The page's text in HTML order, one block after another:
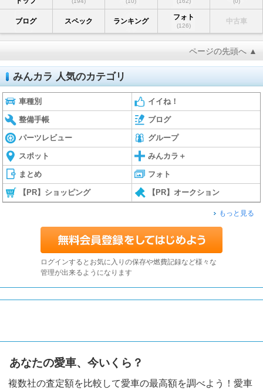
ブログ スペック ランキング フォト
(126)
中古車
ページの先頭へ ▲
みんカラ 人気のカテゴリ
車種別 イイね！
整備手帳 ブログ
パーツレビュー グループ
スポット みんカラ＋
まとめ フォト
【PR】ショッピング 【PR】オークション
もっと見る
ログインするとお気に入りの保存や燃費記録など様々な
管理が出来るようになります
あなたの愛車、今いくら？
複数社の査定額を比較して愛車の最高額を調べよう！愛車